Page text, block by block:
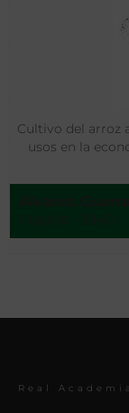
Cultivo del arroz
usos en la
Real